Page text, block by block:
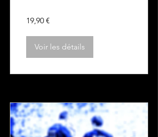
Maga
19,90 €
Voir les détails